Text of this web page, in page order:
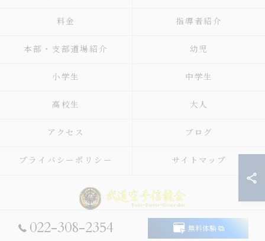
022-308-2354 無料体験
料金 指導者紹介
本部・支部道場紹介 幼児
小学生 中学生
高校生 大人
アクセス ブログ
プライバシーポリシー サイトマップ
© 2026 宮城県仙台市太白区の空手なら武道空手信龍会 ALL RIGHTS RESERVED.